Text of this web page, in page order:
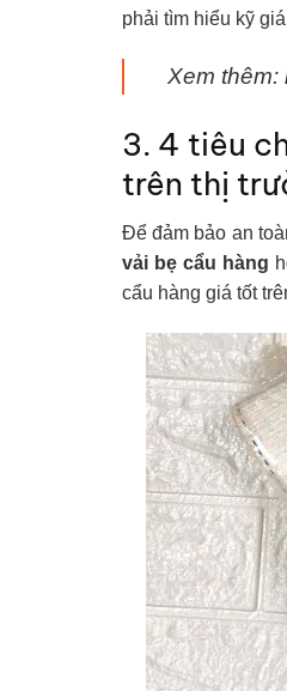
phải tìm hiểu kỹ
Xem thêm:
3. 4 tiêu
trên thị
Để đảm bảo an
vải bẹ cẩu hàng
cẩu hàng giá tốt